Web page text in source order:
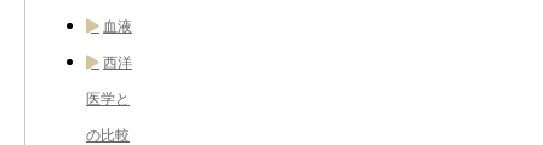
血液
西洋
医学と
の比較